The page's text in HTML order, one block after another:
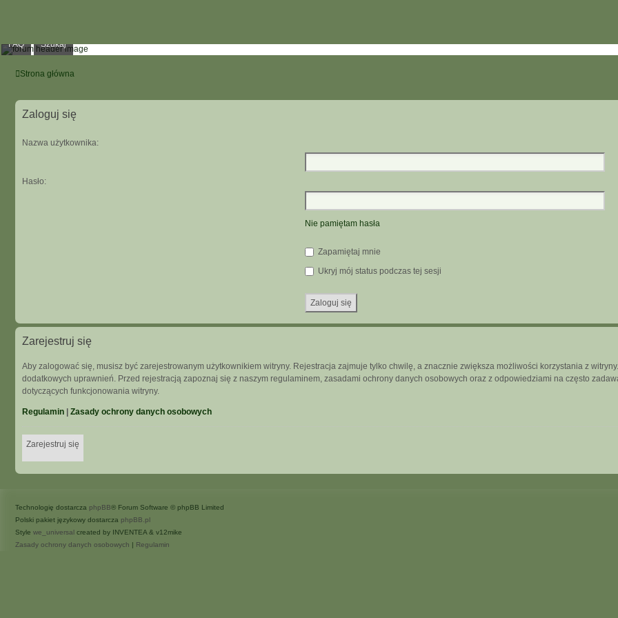
FAQ Szukaj
Strona główna
Zaloguj się
Nazwa użytkownika:
Hasło:
Nie pamiętam hasła
Zapamiętaj mnie
Ukryj mój status podczas tej sesji
Zarejestruj się
Aby zalogować się, musisz być zarejestrowanym użytkownikiem witryny. Rejestracja zajmuje tylko chwilę, a znacznie zwiększa możliwości korzystania z
dodatkowych uprawnień. Przed rejestracją zapoznaj się z naszym regulaminem, zasadami ochrony danych osobowych oraz z odpowiedziami na często
dotyczących funkcjonowania witryny.
Regulamin Zasady ochrony danych osobowych
Zarejestruj się
Technologię dostarcza phpBB® Forum Software © phpBB Limited
Polski pakiet językowy dostarcza phpBB.pl
Style we_universal created by INVENTEA & v12mike
Zasady ochrony danych osobowych | Regulamin